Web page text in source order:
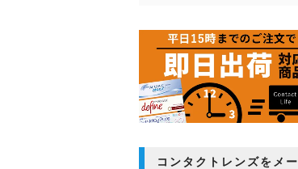
コンタクトレンズをメー